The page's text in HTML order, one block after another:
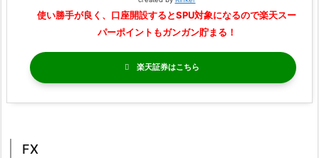
使い勝手が良く、口座開設するとSPU対象になるので楽天スー
パーポイントもガンガン貯まる！
楽天証券
FX